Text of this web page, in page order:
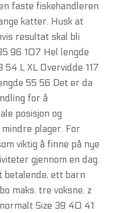
faste fiskehandleren
katter. Husk at
resultat skal bli
96 107 Hel lengde
L XL Overvidde 117
55 56 Det er da
for å
posisjon og
mindre plager. For
viktig å finne på nye
gjennom en dag.
betalende, ett barn
maks. tre voksne. z
Size 39 40 41